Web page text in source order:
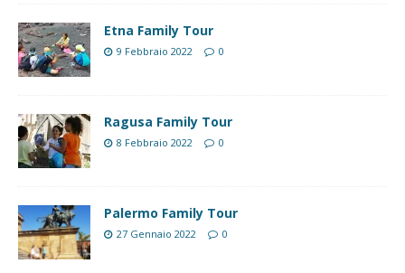
Etna Family Tour
9 Febbraio 2022 0
Ragusa Family Tour
8 Febbraio 2022 0
Palermo Family Tour
27 Gennaio 2022 0